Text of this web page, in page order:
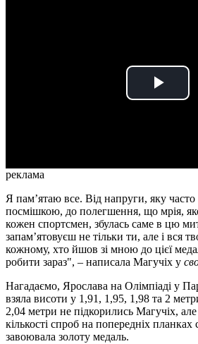
Play
реклама
Я памʼятаю все. Від напруги, яку
посмішкою, до полегшення, що мрія,
кожен спортсмен, збулась саме в цю
запамʼятовуєш не тільки ти, але і вся
кожному, хто йшов зі мною до цієї
робити зараз", – написала Магучіх у
Нагадаємо, Ярослава на Олімпіаді у
взяла висоти у 1,91, 1,95, 1,98 та 2
2,04 метри не підкорились Магучіх, але
кількості спроб на попередніх планках
завоювала золоту медаль.